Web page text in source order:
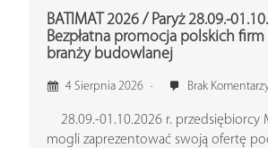
BATIMAT 2026 / Paryż 28.09.-
Bezpłatna promocja polskich
branży budowlanej
4 Sierpnia 2026 Brak
28.09.-01.10.2026 r. przedsiębiorcy
mogli zaprezentować swoją ofertę